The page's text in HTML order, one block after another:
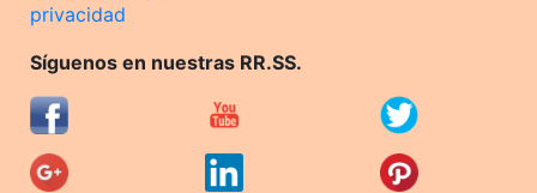
privacidad
Síguenos en nuestras RR.SS.